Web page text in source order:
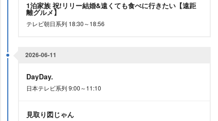
1泊家族 祝!リリー結婚&遠くても食べに行きたい【遠距
離グルメ】
テレビ朝日系列 18:30～18:56
2026-06-11
DayDay.
日本テレビ系列 9:00～11:10
見取り図じゃん